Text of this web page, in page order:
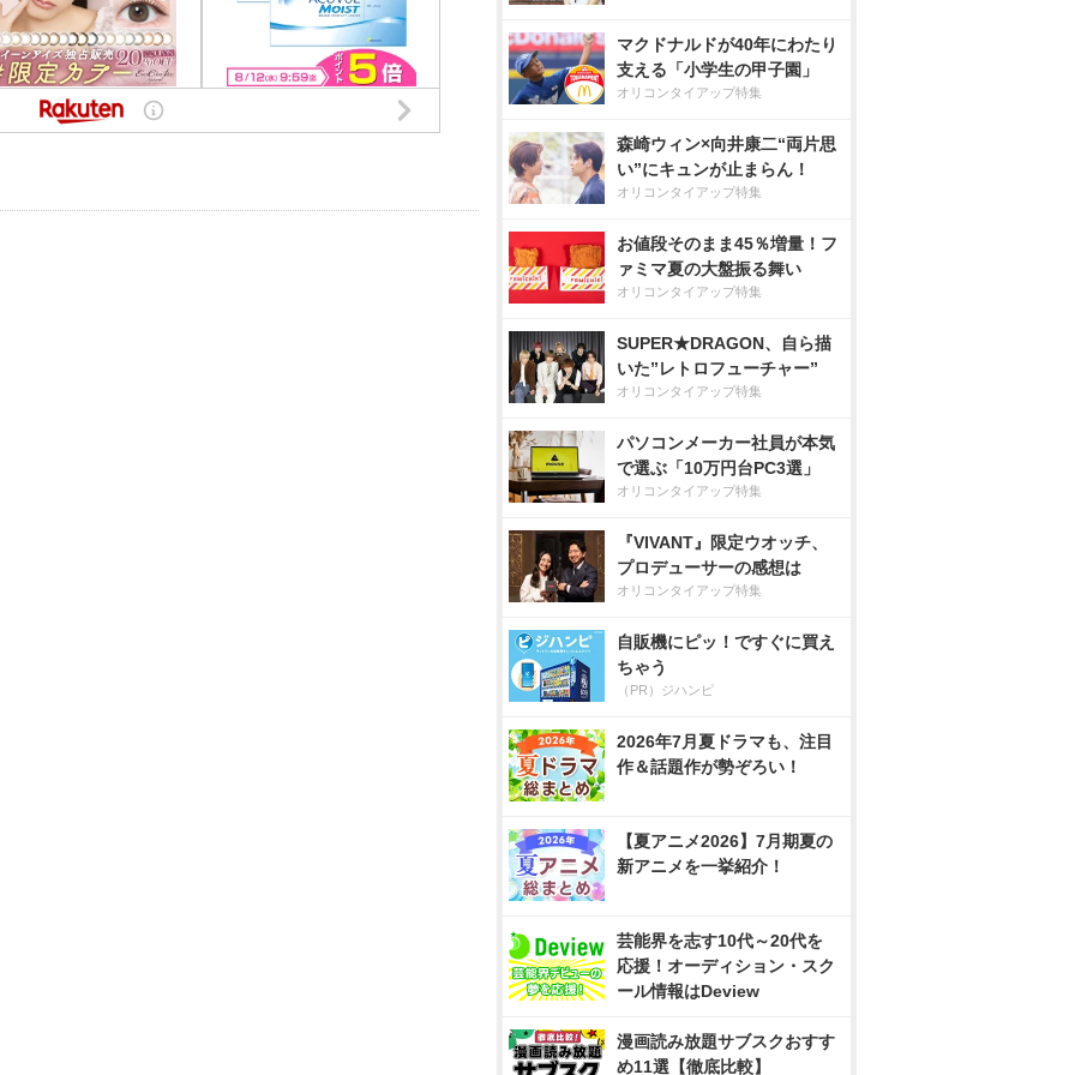
マクドナルドが40年にわたり
支える「小学生の甲子園」
オリコンタイアップ特集
森崎ウィン×向井康二“両片思
い”にキュンが止まらん！
オリコンタイアップ特集
お値段そのまま45％増量！フ
ァミマ夏の大盤振る舞い
オリコンタイアップ特集
SUPER★DRAGON、自ら描
いた”レトロフューチャー”
オリコンタイアップ特集
パソコンメーカー社員が本気
で選ぶ「10万円台PC3選」
オリコンタイアップ特集
『VIVANT』限定ウオッチ、
プロデューサーの感想は
オリコンタイアップ特集
自販機にピッ！ですぐに買え
ちゃう
（PR）ジハンピ
2026年7月夏ドラマも、注目
作＆話題作が勢ぞろい！
【夏アニメ2026】7月期夏の
新アニメを一挙紹介！
芸能界を志す10代～20代を
応援！オーディション・スク
ール情報はDeview
漫画読み放題サブスクおすす
め11選【徹底比較】